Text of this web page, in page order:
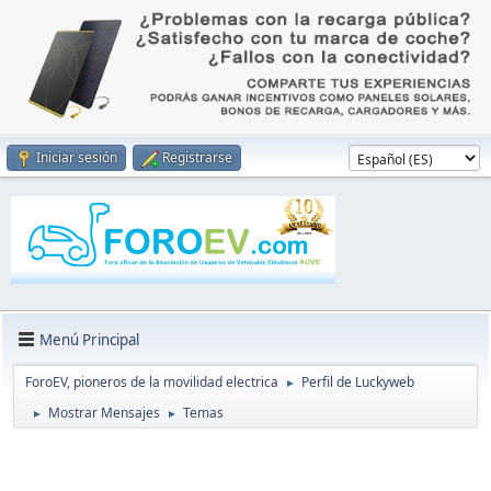
Iniciar sesión Registrarse
Menú Principal
ForoEV, pioneros de la movilidad electrica ► Perfil de Luckyweb
► Mostrar Mensajes ► Temas